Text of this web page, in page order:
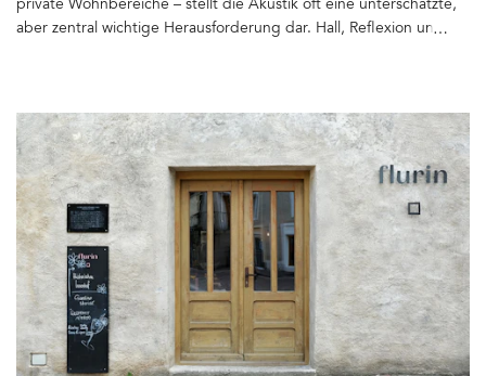
private Wohnbereiche – stellt die Akustik oft eine unterschätzte,
aber zentral wichtige Herausforderung dar. Hall, Reflexion und
Unternehmen AKUART an – mit Akustiklösungen, die nicht nur
technisch effektiv, sondern auch ästhetisch und schön sind&hellip